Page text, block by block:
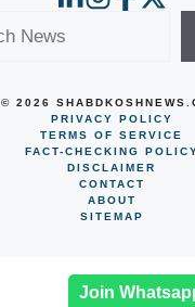
© 2026
PRIVACY POLICY
TERMS OF SERVICE
FACT-CHECKING
DISCLAIMER
CONTACT
ABOUT
SITEMAP
Join